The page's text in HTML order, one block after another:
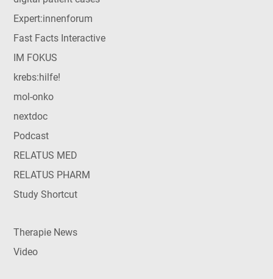
Expert:innenforum
Fast Facts Interactive
IM FOKUS
krebs:hilfe!
mol-onko
nextdoc
Podcast
RELATUS MED
RELATUS PHARM
Study Shortcut
Therapie News
Video